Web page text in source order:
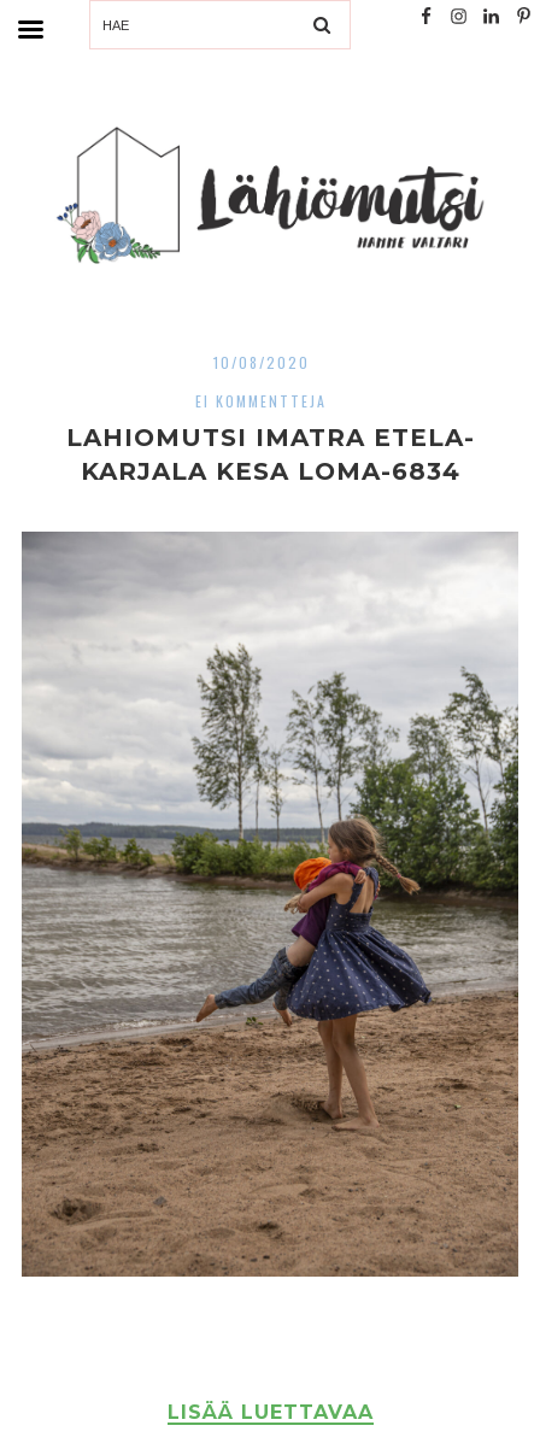
SEARCH
10/08/2020
EI KOMMENTTEJA
LAHIOMUTSI IMATRA ETELA-
KARJALA KESA LOMA-6834
LISÄÄ LUETTAVAA